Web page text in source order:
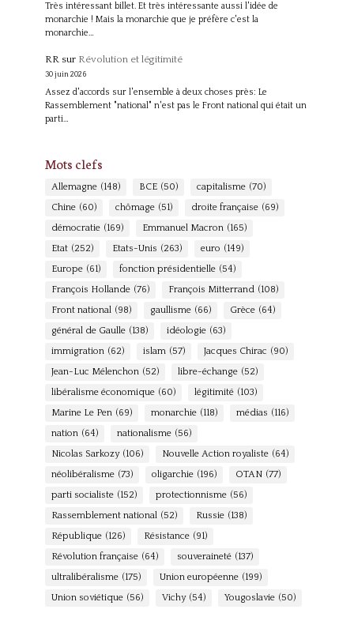
Très intéressant billet. Et très intéressante aussi l'idée de
monarchie ! Mais la monarchie que je préfère c'est la
monarchie…
RRsur Révolution et légitimité
30 juin 2026
Assez d'accords sur l'ensemble à deux choses près: Le
Rassemblement "national" n'est pas le Front national qui était un
parti…
Mots clefs
Allemagne (148) BCE (50) capitalisme (70)
Chine (60) chômage (51) droite française (69)
démocratie (169) Emmanuel Macron (165)
Etat (252) Etats-Unis (263) euro (149)
Europe (61) fonction présidentielle (54)
François Hollande (76) François Mitterrand (108)
Front national (98) gaullisme (66) Grèce (64)
général de Gaulle (138) idéologie (63)
immigration (62) islam (57) Jacques Chirac (90)
Jean-Luc Mélenchon (52) libre-échange (52)
libéralisme économique (60) légitimité (103)
Marine Le Pen (69) monarchie (118) médias (116)
nation (64) nationalisme (56)
Nicolas Sarkozy (106) Nouvelle Action royaliste (64)
néolibéralisme (73) oligarchie (196) OTAN (77)
parti socialiste (152) protectionnisme (56)
Rassemblement national (52) Russie (138)
République (126) Résistance (91)
Révolution française (64) souveraineté (137)
ultralibéralisme (175) Union européenne (199)
Union soviétique (56) Vichy (54) Yougoslavie (50)